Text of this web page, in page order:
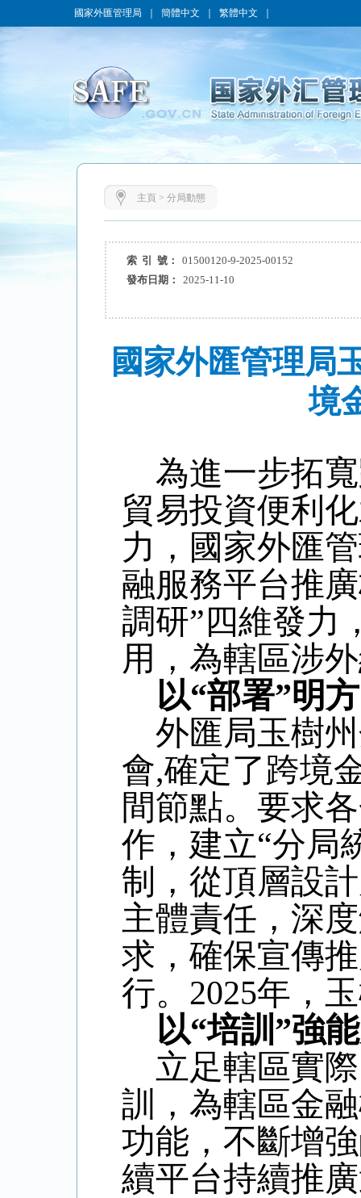
國家外匯管理局 簡體中文 繁體中文
主頁 > 分局動態
索 引 號：
01500120-9-2025-00152
發布日期：
2025-11-10
國家外匯管理局
境
為進一步拓
貿易投資便利
力，國家外匯
融服務平台推
調研”四維發力
用，為轄區涉
以“部署”明
外匯局玉樹
會,確定了跨境
間節點。要求
作，建立“分局
制，從頂層設
主體責任，深
求，確保宣傳
行。 2025年，
以“培訓”強
立足轄區實
訓，為轄區金
功能，不斷增
續平台持續推